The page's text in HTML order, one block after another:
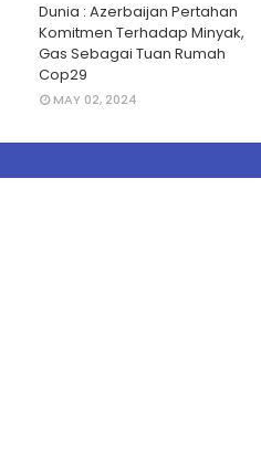
Dunia : Azerbaijan Pertahan
Komitmen Terhadap Minyak,
Gas Sebagai Tuan Rumah
Cop29
MAY 02, 2024